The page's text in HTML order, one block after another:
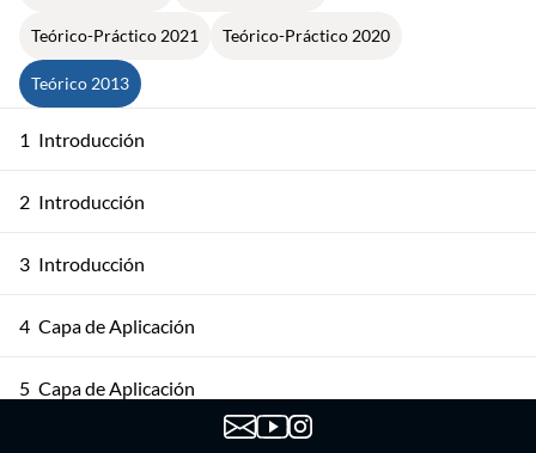
Teórico-Práctico 2021 Teórico-Práctico 2020
Teórico 2013
1 Introducción
2 Introducción
3 Introducción
4 Capa de Aplicación
5 Capa de Aplicación